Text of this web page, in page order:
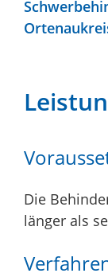
Die
länger als